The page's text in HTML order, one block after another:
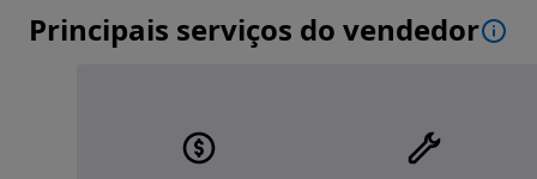
Principais serviços do vendedor